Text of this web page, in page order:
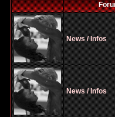
News / Infos
News / Infos